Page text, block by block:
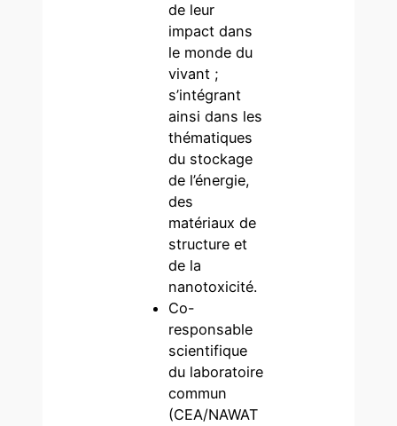
de leur
impact dans
le monde du
vivant ;
s’intégrant
ainsi dans les
thématiques
du stockage
de l’énergie,
des
matériaux de
structure et
de la
nanotoxicité.
Co-
responsable
scientifique
du laboratoire
commun
(CEA/NAWAT